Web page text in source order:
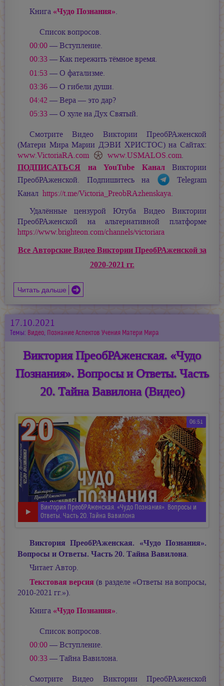
Книга «Чудо Познания».
Список вопросов.
00:00— Вступление.
00:33— Как пережить тёмное время.
01:53— О фатализме.
03:36— О гибели души.
04:42 — Вера — это дар?
05:33— О хуле на Дух Святый.
Смотрите Видео Виктории ПреобРАженской
(Матери МираМарии ДЭВИ ХРИСТОС) на Сайтах:
www.VictoriaRA.com
www.USMALOS.com.
ПОДПИСАТЬСЯ на YouTube КаналВиктории
ПреобРАженской. Подпишитесь на
Telegram
Канал https://t.me/Victoria_PreobRAzhenskaya.
Удалённые цензурой Ютуба Видео Виктории
ПреобРАженской на альтернативной платформе
https://www.brighteon.com/channels/victoriara
Все Авторские Видео Виктории ПреобРАженской за
2020-2021 гг.
Читать дальше
17.10.2021
Темы: Видео, Познание Аспектов Учения Матери Мира
Виктория ПреобРАженская. «Чудо
Познания». Вопросы и Ответы. Часть
20. Тайна Вавилона (Видео)
06:51
Виктория ПреобРАженская. «Чудо Познания». Вопросы и
Ответы. Часть 20. Тайна Вавилона
Виктория ПреобРАженская. «Чудо Познания».
Вопросы и Ответы. Часть 20. Тайна Вавилона.
Читает Автор.
Текстовая версия(в разделе «Ответы на вопросы,
2010-2021 гг.»).
Книга «Чудо Познания».
Список вопросов.
00:00— Вступление.
00:33— Тайна Вавилона.
Смотрите Видео Виктории ПреобРАженской